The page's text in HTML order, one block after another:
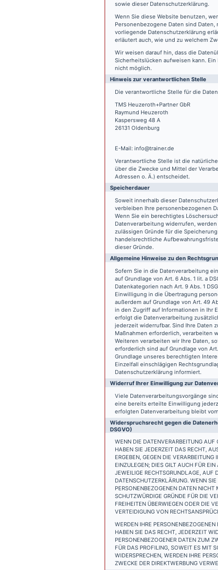
sowie dieser Datenschutzerklärung.
Wenn Sie diese Website benutzen,
Personenbezogene Daten sind
vorliegende Datenschutzerklärung
erläutert auch, wie und zu welchem
Wir weisen darauf hin, dass die
Sicherheitslücken aufweisen kann.
nicht möglich.
Hinweis zur verantwortlichen Stelle
Die verantwortliche Stelle für die
TMS Heuzeroth+Partner GbR
Raymund Heuzeroth
Kaspersweg 48 A
26131 Oldenburg
E-Mail: info@trainer.de
Verantwortliche Stelle ist die
über die Zwecke und Mittel der
Adressen o. Ä.) entscheidet.
Speicherdauer
Soweit innerhalb dieser
verbleiben Ihre personenbezogenen
Wenn Sie ein berechtigtes
Datenverarbeitung widerrufen,
zulässigen Gründe für die
handelsrechtliche
dieser Gründe.
Allgemeine Hinweise zu den
Sofern Sie in die Datenverarbeitung
auf Grundlage von Art. 6 Abs. 1 lit. a
Datenkategorien nach Art. 9 Abs. 1
Einwilligung in die Übertragung
außerdem auf Grundlage von Art. 49
in den Zugriff auf Informationen in Ihr
erfolgt die Datenverarbeitung
jederzeit widerrufbar. Sind Ihre Daten
Maßnahmen erforderlich, verarbeiten
Weiteren verarbeiten wir Ihre Daten,
erforderlich sind auf Grundlage von
Grundlage unseres berechtigten
Einzelfall einschlägigen
Datenschutzerklärung informiert.
Widerruf Ihrer Einwilligung zur
Viele Datenverarbeitungsvorgänge
eine bereits erteilte Einwilligung
erfolgten Datenverarbeitung bleibt
Widerspruchsrecht gegen die
DSGVO)
WENN DIE DATENVERARBEITUNG
HABEN SIE JEDERZEIT DAS RECHT,
ERGEBEN, GEGEN DIE
EINZULEGEN; DIES GILT AUCH FÜR
JEWEILIGE RECHTSGRUNDLAGE, AUF
DATENSCHUTZERKLÄRUNG. WENN
PERSONENBEZOGENEN DATEN
SCHUTZWÜRDIGE GRÜNDE FÜR DIE
FREIHEITEN ÜBERWIEGEN ODER DIE
VERTEIDIGUNG VON
WERDEN IHRE
HABEN SIE DAS RECHT, JEDERZEIT
PERSONENBEZOGENER DATEN ZUM
FÜR DAS PROFILING, SOWEIT ES MIT
WIDERSPRECHEN, WERDEN IHRE
ZWECKE DER DIREKTWERBUNG